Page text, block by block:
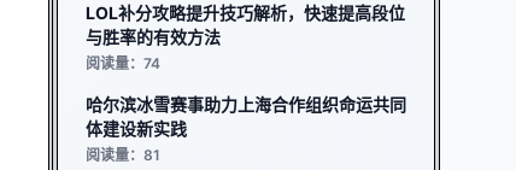
LOL补分攻略提升技巧解析，快速提高段位
与胜率的有效方法
阅读量：74
哈尔滨冰雪赛事助力上海合作组织命运共同
体建设新实践
阅读量：81